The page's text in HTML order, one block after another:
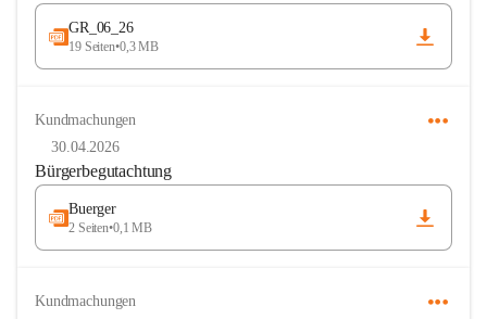
GR_06_26
19 Seiten•0,3 MB
Kundmachungen
30.04.2026
Bürgerbegutachtung
Buerger
2 Seiten•0,1 MB
Kundmachungen